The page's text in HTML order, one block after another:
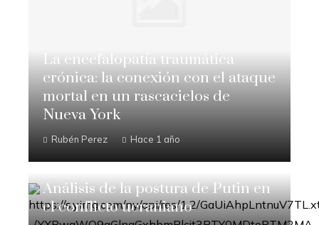
La encefalopatía traumática
crónica: la conexión con el ataque
mortal en un rascacielos de
Nueva York
Rubén Perez Hace 1 año
Análisis de la postura de Putin en
el conflicto ucraniano